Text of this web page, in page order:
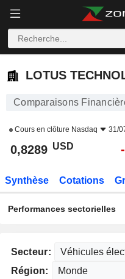
LOTUS TECHNOLOGY
LOTUS
Comparaisons
Cours en clôture Nasdaq 31/
0,8289 USD
Synthèse Cotations
Performances sectorielles
Secteur:
Région: